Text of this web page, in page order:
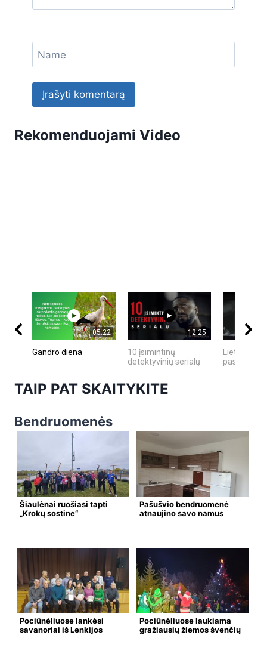
Name
Rekomenduojami Video
05:22
Gandro diena
12:25
10 įsimintinų
detektyvinių serialų
Lietuvos
pasaulyje
TAIP PAT SKAITYKITE
Bendruomenės
Šiaulėnai ruošiasi tapti
„Krokų sostine“
Pašušvio bendruomenė
atnaujino savo namus
Pociūnėliuose lankėsi
savanoriai iš Lenkijos
Pociūnėliuose laukiama
gražiausių žiemos švenčių